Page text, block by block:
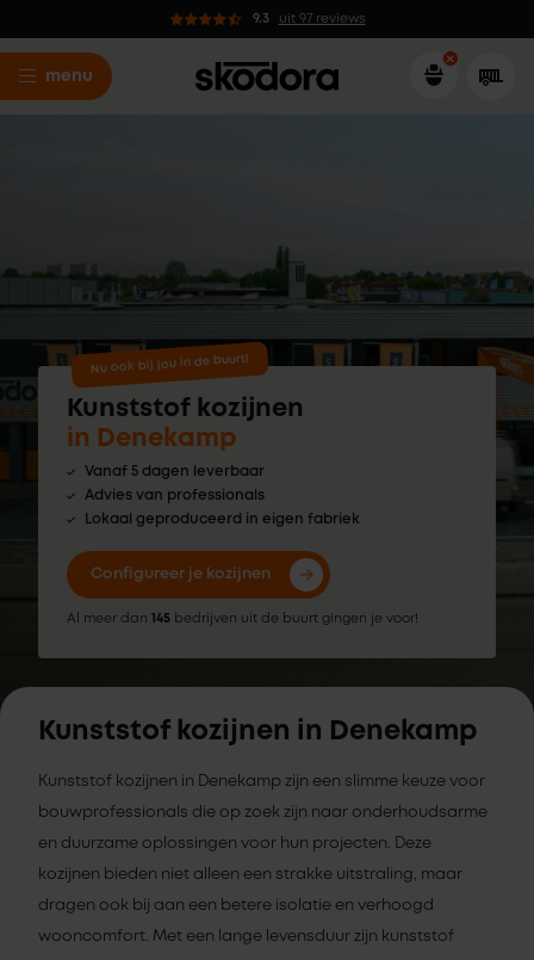
9.3 uit 97 reviews
menu
Nu ook bij jou in de buurt!
Kunststof kozijnen
in Denekamp
Vanaf 5 dagen leverbaar
Advies van professionals
Lokaal geproduceerd in eigen fabriek
Configureer je kozijnen
Al meer dan 145 bedrijven uit de buurt gingen je voor!
Kunststof kozijnen in Denekamp
Kunststof kozijnen in Denekamp zijn een slimme keuze voor
bouwprofessionals die op zoek zijn naar onderhoudsarme
en duurzame oplossingen voor hun projecten. Deze
kozijnen bieden niet alleen een strakke uitstraling, maar
dragen ook bij aan een betere isolatie en verhoogd
wooncomfort. Met een lange levensduur zijn kunststof